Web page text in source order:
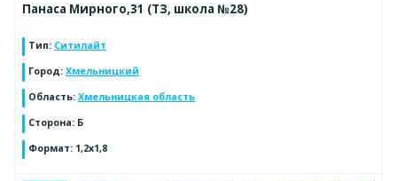
Панаса Мирного,31 (ТЗ, школа №28)
Тип: Ситилайт
Город: Хмельницкий
Область: Хмельницкая область
Сторона: Б
Формат: 1,2х1,8